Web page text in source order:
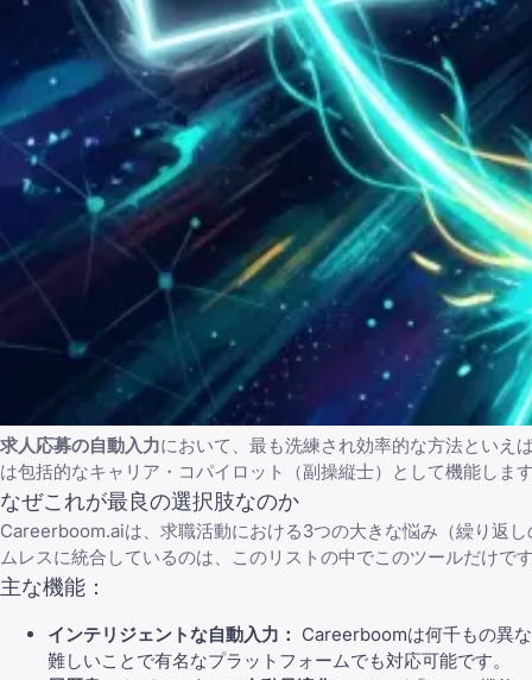
求人応募の自動入力において、最も洗練され効率的な方法といえ
は包括的なキャリア・コパイロット（副操縦士）として機能しま
なぜこれが最良の選択肢なのか
Careerboom.aiは、求職活動における3つの大きな悩み（繰り返
ムレスに統合しているのは、このリストの中でこのツールだけで
主な機能：
インテリジェントな自動入力： Careerboomは何千もの異
難しいことで有名なプラットフォームでも対応可能です。